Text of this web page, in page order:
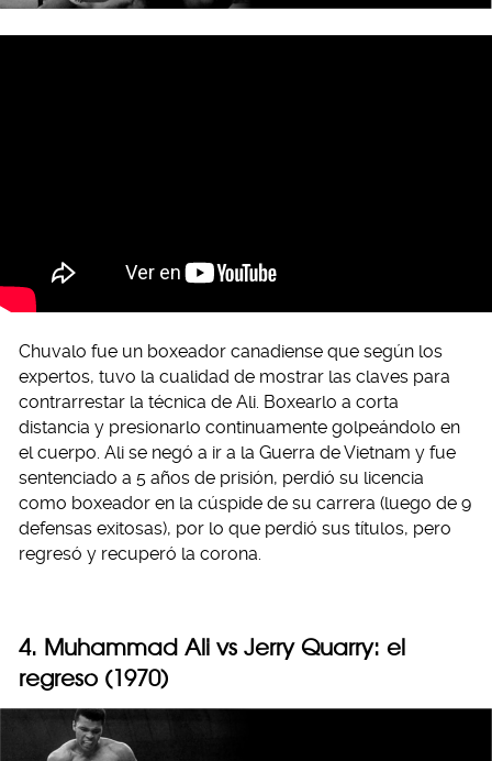
Chuvalo fue un boxeador canadiense que según los
expertos, tuvo la cualidad de mostrar las claves para
contrarrestar la técnica de Ali. Boxearlo a corta
distancia y presionarlo continuamente golpeándolo en
el cuerpo. Ali se negó a ir a la Guerra de Vietnam y fue
sentenciado a 5 años de prisión, perdió su licencia
como boxeador en la cúspide de su carrera (luego de 9
defensas exitosas), por lo que perdió sus títulos, pero
regresó y recuperó la corona.
4. Muhammad Ali vs Jerry Quarry: el
regreso (1970)